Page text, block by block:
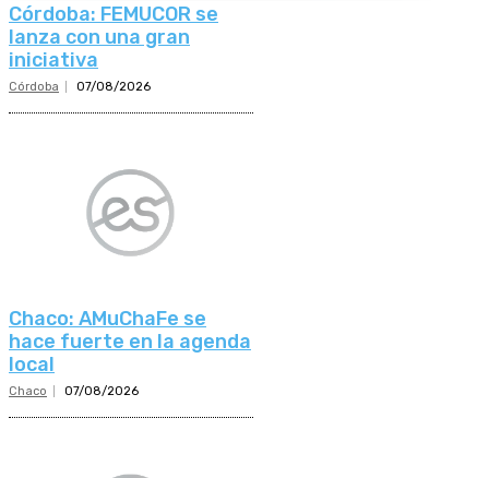
Córdoba: FEMUCOR se
lanza con una gran
iniciativa
Córdoba 07/08/2026
Chaco: AMuChaFe se
hace fuerte en la agenda
local
Chaco 07/08/2026